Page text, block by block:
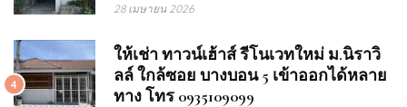
28 เมษายน 2026
4
ให้เช่า ทาวน์เฮ้าส์ รีโนเวทใหม่ ม.นิราวิ
ลล์ ใกล้ซอย บางบอน 5 เข้าออกได้หลาย
ทาง โทร 0935109099